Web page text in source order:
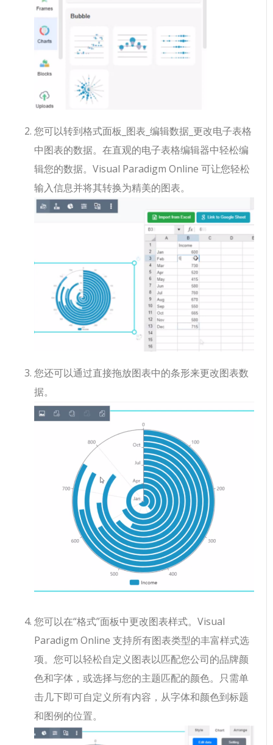
您可以转到格式面板_图表_编辑数据_更改电子表格
中图表的数据。在直观的电子表格编辑器中轻松编
辑您的数据。Visual Paradigm Online 可让您轻松
输入信息并将其转换为精美的图表。
您还可以通过直接拖放图表中的条形来更改图表数
据。
您可以在“格式”面板中更改图表样式。Visual
Paradigm Online 支持所有图表类型的丰富样式选
项。您可以轻松自定义图表以匹配您公司的品牌颜
色和字体，或选择与您的主题匹配的颜色。只需单
击几下即可自定义所有内容，从字体和颜色到标题
和图例的位置。